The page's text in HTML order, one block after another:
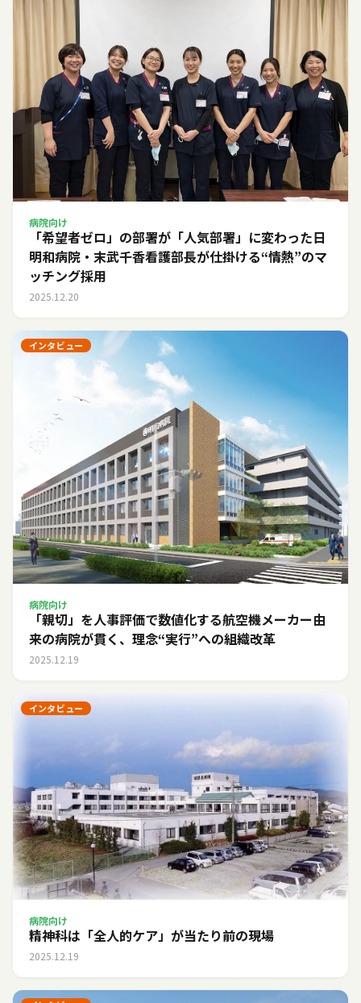
病院向け
「希望者ゼロ」の部署が「人気部署」に変わった日――
明和病院・末武千香看護部長が仕掛ける“情熱”のマ
ッチング採用
2025.12.20
インタビュー
病院向け
「親切」を人事評価で数値化する――航空機メーカー由
来の病院が貫く、理念“実行”への組織改革
2025.12.19
インタビュー
病院向け
精神科は「全人的ケア」が当たり前の現場
2025.12.19